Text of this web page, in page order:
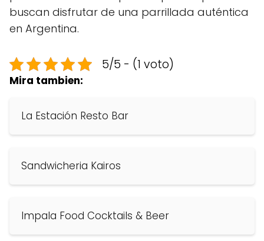
buscan disfrutar de una parrillada auténtica
en Argentina.
5/5 - (1 voto)
Mira tambien:
La Estación Resto Bar
Sandwicheria Kairos
Impala Food Cocktails & Beer